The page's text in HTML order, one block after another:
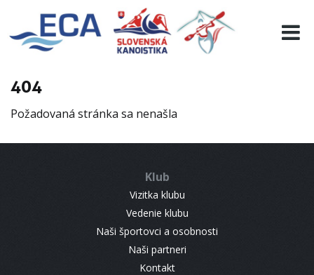
404
Požadovaná stránka sa nenašla
Klub
Vizitka klubu
Vedenie klubu
Naši športovci a osobnosti
Naši partneri
Kontakt
EURO 19
INFO
RESULTS
CONTACT